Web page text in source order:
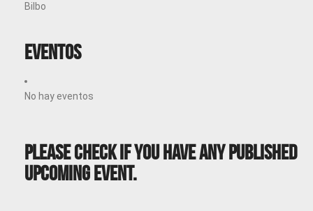
Bilbo
Eventos
No hay eventos
Please Check If You Have Any Published
Upcoming Event.